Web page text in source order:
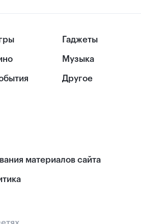
Гаджеты
Музыка
Другое
материалов сайта